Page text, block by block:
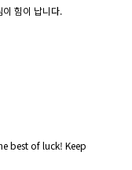
힘이 납니다.
best of luck! Keep